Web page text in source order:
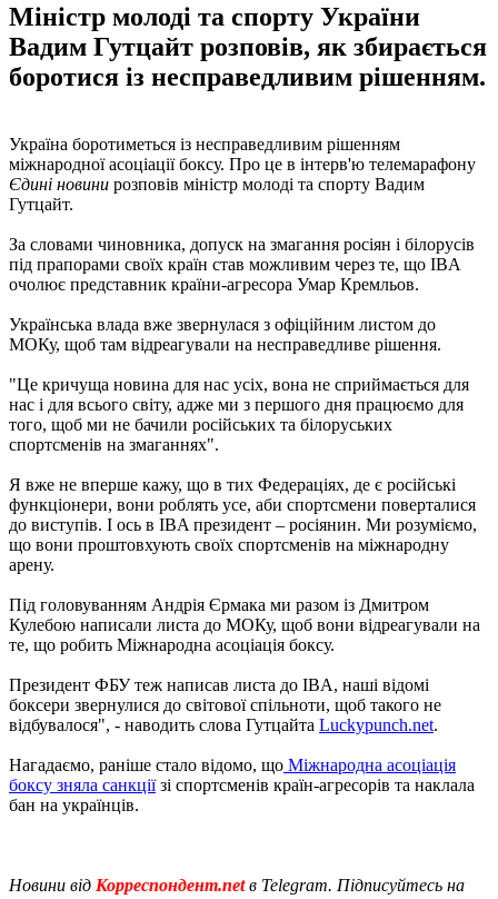
Міністр молоді та спорту України
Вадим Гутцайт розповів, як збирається
боротися із несправедливим рішенням.
Україна боротиметься із несправедливим рішенням
міжнародної асоціації боксу. Про це в інтерв'ю телемарафону
Єдині новини розповів міністр молоді та спорту Вадим
Гутцайт.
За словами чиновника, допуск на змагання росіян і білорусів
під прапорами своїх країн став можливим через те, що IBA
очолює представник країни-агресора Умар Кремльов.
Українська влада вже звернулася з офіційним листом до
МОКу, щоб там відреагували на несправедливе рішення.
"Це кричуща новина для нас усіх, вона не сприймається для
нас і для всього світу, адже ми з першого дня працюємо для
того, щоб ми не бачили російських та білоруських
спортсменів на змаганнях".
Я вже не вперше кажу, що в тих Федераціях, де є російські
функціонери, вони роблять усе, аби спортсмени поверталися
до виступів. І ось в IBA президент – росіянин. Ми розуміємо,
що вони проштовхують своїх спортсменів на міжнародну
арену.
Під головуванням Андрія Єрмака ми разом із Дмитром
Кулебою написали листа до МОКу, щоб вони відреагували на
те, що робить Міжнародна асоціація боксу.
Президент ФБУ теж написав листа до IBA, наші відомі
боксери звернулися до світової спільноти, щоб такого не
відбувалося", - наводить слова Гутцайта Luckypunch.net.
Нагадаємо, раніше стало відомо, що Міжнародна асоціація
боксу зняла санкціїзі спортсменів країн-агресорів та наклала
бан на українців.
Новини від Корреспондент.netв Telegram. Підписуйтесь на